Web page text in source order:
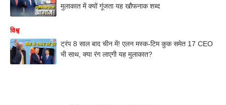
मुलाकात में क्यों गूंजता यह खौफनाक शब्द
विश्व
ट्रंप 8 साल बाद चीन में! एलन मस्क-टिम कुक समेत 17 CEO
भी साथ, क्या रंग लाएगी यह मुलाकात?